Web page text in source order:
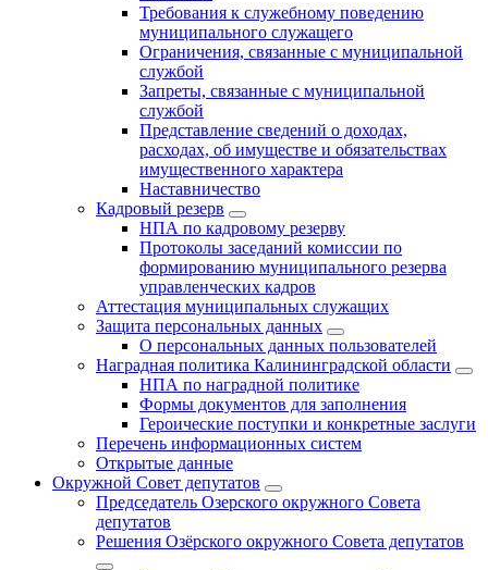
Требования к служебному поведению
муниципального служащего
Ограничения, связанные с муниципальной
службой
Запреты, связанные с муниципальной
службой
Представление сведений о доходах,
расходах, об имуществе и обязательствах
имущественного характера
Наставничество
Кадровый резерв
НПА по кадровому резерву
Протоколы заседаний комиссии по
формированию муниципального резерва
управленческих кадров
Аттестация муниципальных служащих
Защита персональных данных
О персональных данных пользователей
Наградная политика Калининградской области
НПА по наградной политике
Формы документов для заполнения
Героические поступки и конкретные заслуги
Перечень информационных систем
Открытые данные
Окружной Совет депутатов
Председатель Озерского окружного Совета
депутатов
Решения Озёрского окружного Совета депутатов